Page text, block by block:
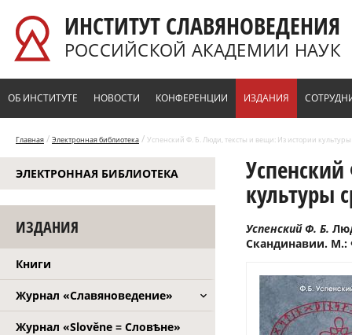
ИНСТИТУТ СЛАВЯНОВЕДЕНИЯ
РОССИЙСКОЙ АКАДЕМИИ НАУК
ОБ ИНСТИТУТЕ НОВОСТИ КОНФЕРЕНЦИИ ИЗДАНИЯ
Главная / Электронная библиотека / Успенский Ф. Б. Люди, тексты и вещи: Из истории
ЭЛЕКТРОННАЯ БИБЛИОТЕКА
ИЗДАНИЯ
Книги
Журнал «Славяноведение»
Журнал «Slověne = Словѣне»
культуры
Успенский Ф. Б.
Скандинавии. М.: